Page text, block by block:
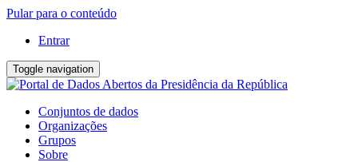
Pular para o conteúdo
Entrar
Toggle navigation
Conjuntos de dados
Organizações
Grupos
Sobre